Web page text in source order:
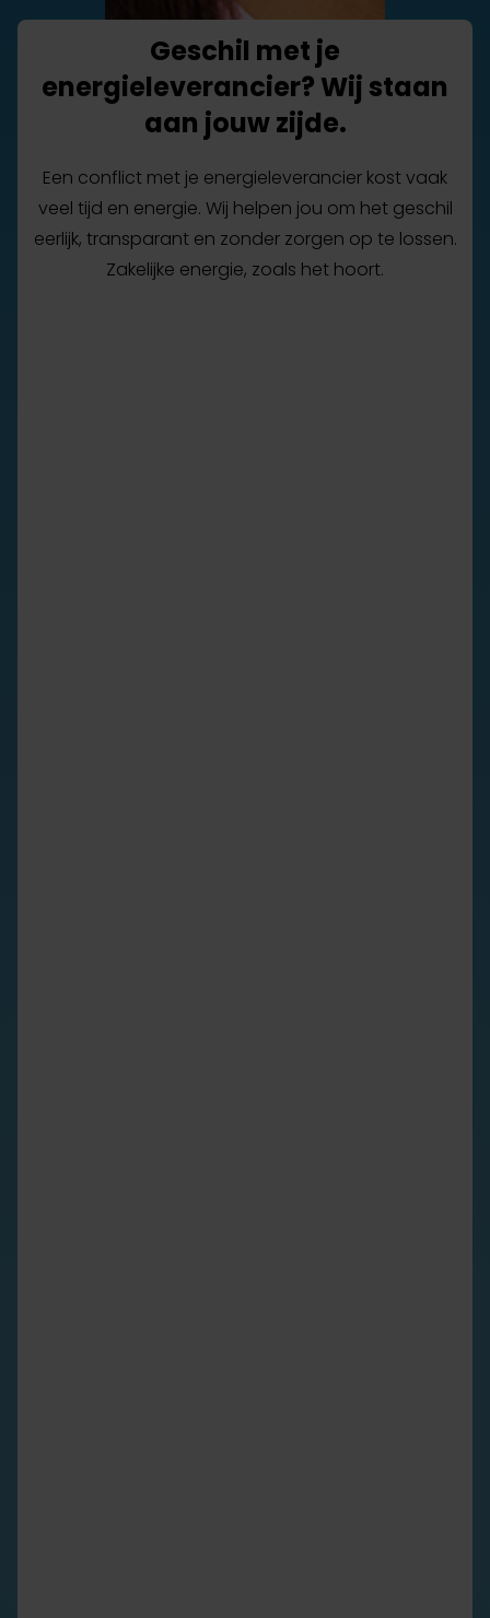
Geschil met je
energieleverancier? Wij staan
aan jouw zijde.
Een conflict met je energieleverancier kost vaak
veel tijd en energie. Wij helpen jou om het geschil
eerlijk, transparant en zonder zorgen op te lossen.
Zakelijke energie, zoals het hoort.